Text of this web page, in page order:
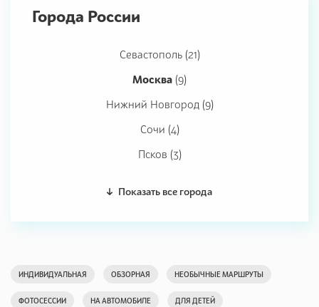
Города России
Севастополь (21)
Москва (9)
Нижний Новгород (9)
Сочи (4)
Псков (3)
Показать все города
ИНДИВИДУАЛЬНАЯ ОБЗОРНАЯ НЕОБЫЧНЫЕ МАРШРУТЫ
ФОТОСЕССИИ НА АВТОМОБИЛЕ ДЛЯ ДЕТЕЙ